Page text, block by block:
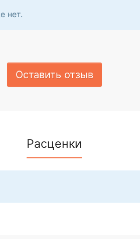
нет.
Оставить отзыв
Расценки